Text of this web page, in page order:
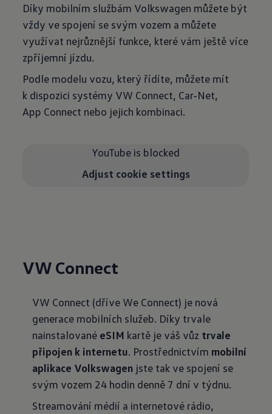
Díky mobilním službám Volkswagen můžete být
vždy ve spojení se svým vozem a můžete
využívat nejrůznější funkce, které vám ještě více
zpříjemní jízdu.
Podle modelu vozu, který řídíte, můžete mít
k dispozici systémy VW Connect, Car-Net,
App Connect nebo jejich kombinaci.
YouTube is blocked
Adjust cookie settings
VW Connect
VW Connect (dříve We Connect) je nová
generace mobilních služeb. Díky trvale
nainstalované eSIM kartě je váš vůz trvale
připojen k internetu. Prostřednictvím mobilní
aplikace Volkswagenjste tak ve spojení se
svým vozem 24 hodin denně 7 dní v týdnu.
Streamování médií a internetové rádio,